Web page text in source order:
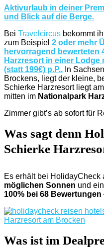
Aktivurlaub in deiner
und Blick auf die Berge.
Bei Travelcircus bekommt
zum Beispiel 2 oder mehr
hervorragend bewerteten
Harzresort in einer Lodge
(statt 199€) p.P.. In
Brockens, liegt der kleine,
Schierke Harzresort liegt
mitten im Nationalpark
Zimmer gibt’s ab sofort für
Was sagt denn
Schierke
Es erhält bei HolidayCheck
möglichen Sonnen und
100% bei 68 Bewertungen
Was ist im